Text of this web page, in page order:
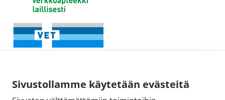
Sivustollamme käytetään evästeitä